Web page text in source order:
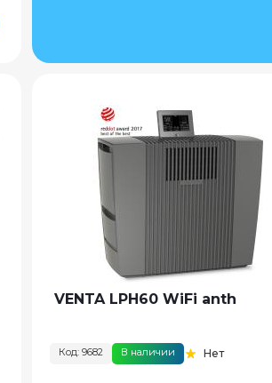
VENTA LPH60 WiFi anth
Код: 9682 В наличии Нет